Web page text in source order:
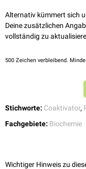
Alternativ kümmert sich
Deine zusätzlichen
vollständig zu
500 Zeichen verbleibend.
Stichworte: Coaktivator,
Fachgebiete: Biochemie
Wichtiger Hinweis zu